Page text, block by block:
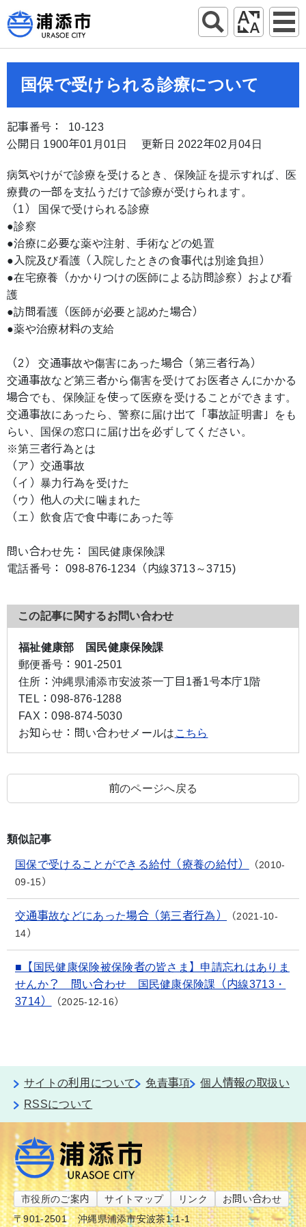
国保で受けられる診療について
記事番号： 10-123
公開日 1900年01月01日
更新日 2022年02月04日
病気やけがで診療を受けるとき、保険証を提示すれば、医
療費の一部を支払うだけで診療が受けられます。
（1） 国保で受けられる診療
●診察
●治療に必要な薬や注射、手術などの処置
●入院及び看護（入院したときの食事代は別途負担）
●在宅療養（かかりつけの医師による訪問診察）および看
護
●訪問看護（医師が必要と認めた場合）
●薬や治療材料の支給
（2） 交通事故や傷害にあった場合（第三者行為）
交通事故など第三者から傷害を受けてお医者さんにかかる
場合でも、保険証を使って医療を受けることができます。
交通事故にあったら、警察に届け出て「事故証明書」をも
らい、国保の窓口に届け出を必ずしてください。
※第三者行為とは
（ア）交通事故
（イ）暴力行為を受けた
（ウ）他人の犬に噛まれた
（エ）飲食店で食中毒にあった等
問い合わせ先： 国民健康保険課
電話番号： 098-876-1234（内線3713～3715)
この記事に関するお問い合わせ
福祉健康部 国民健康保険課
郵便番号： 901-2501
住所： 沖縄県浦添市安波茶一丁目1番1号本庁1階
TEL：098-876-1288
FAX：098-874-5030
お知らせ： 問い合わせメールは こちら
前のページへ戻る
類似記事
国保で受けることができる給付（療養の給付）
2010-
09-15
交通事故などにあった場合（第三者行為）
2021-10-
14
■【国民健康保険被保険者の皆さま】申請忘れはありま
せんか？ 問い合わせ 国民健康保険課（内線3713・
3714）
2025-12-16
サイトの利用について 免責事項
個人情報の取扱い
RSSについて
市役所のご案内 サイトマップ リンク
お問い合わせ
〒901-2501
沖縄県浦添市安波茶1-1-1